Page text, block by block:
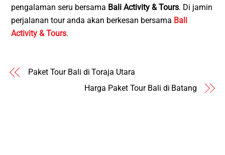
pengalaman seru bersama Bali Activity & Tours. Di jamin
perjalanan tour anda akan berkesan bersama Bali
Activity & Tours.
Paket Tour Bali di Toraja Utara
Harga Paket Tour Bali di Batang